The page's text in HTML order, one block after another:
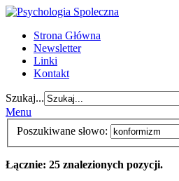
Strona Główna
Newsletter
Linki
Kontakt
Szukaj...
Menu
Poszukiwane słowo:
Łącznie: 25 znalezionych pozycji.